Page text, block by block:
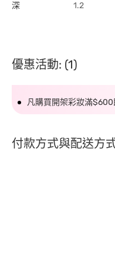
深 1.2
優惠活動: (1)
凡購買開架彩妝滿
付款方式與配送方